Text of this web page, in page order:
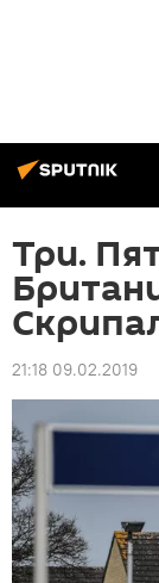
Три.
21:18 09.02.2019